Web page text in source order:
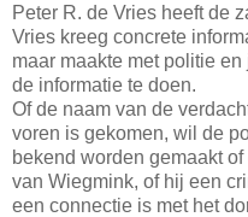
Peter R. de Vries heeft de
Vries kreeg concrete
maar maakte met politie
de informatie te doen.
Of de naam van de
voren is gekomen, wil de
bekend worden gemaakt
van Wiegmink, of hij een
een connectie is met het